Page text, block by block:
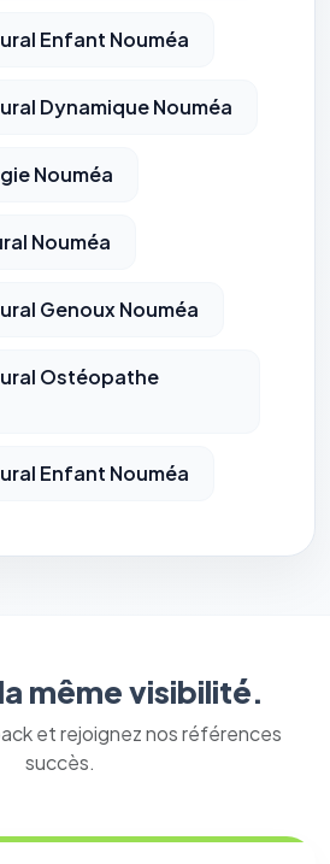
Enfant Nouméa
Dynamique Nouméa
Nouméa
Nouméa
Genoux Nouméa
Ostéopathe
Enfant Nouméa
même visibilité.
et rejoignez nos références
succès.
TOUJOURS ACTIF
du site : session, sécurité,
de consentement. Ils ne